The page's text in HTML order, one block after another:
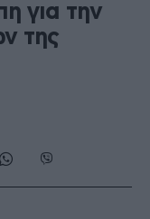
για την
της